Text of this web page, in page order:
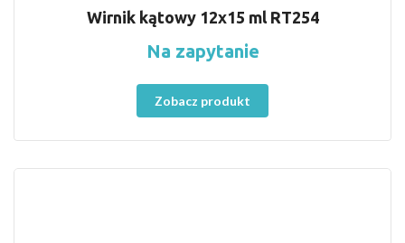
Wirnik kątowy 12x15 ml RT254
Na zapytanie
Zobacz produkt